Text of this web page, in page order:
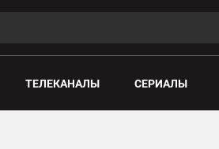
ТЕЛЕКАНАЛЫ СЕРИАЛЫ